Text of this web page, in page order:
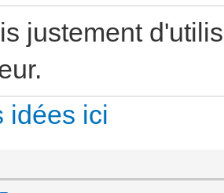
justement
idées ici